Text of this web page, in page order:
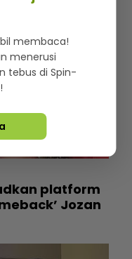
platform
Jozan
membaca!
menerusi
tebus di Spin-